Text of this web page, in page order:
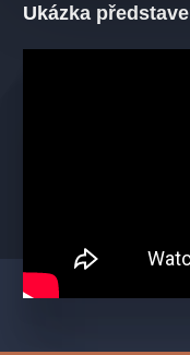
nostalgicko-
retro fotografií, vše pak
Ukázka